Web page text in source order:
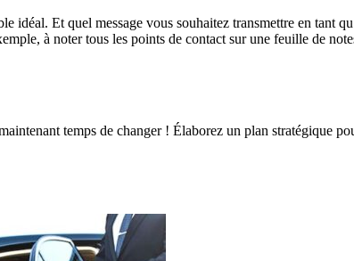
idéal. Et quel message vous souhaitez transmettre en tant
à noter tous les points de contact sur une feuille de
temps de changer ! Élaborez un plan stratégique